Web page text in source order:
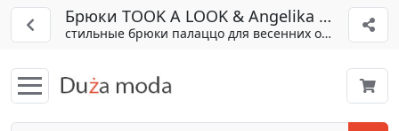
Брюки TOOK A LOOK & Angelika арт. АБ-
стильные брюки палаццо для весенних образов